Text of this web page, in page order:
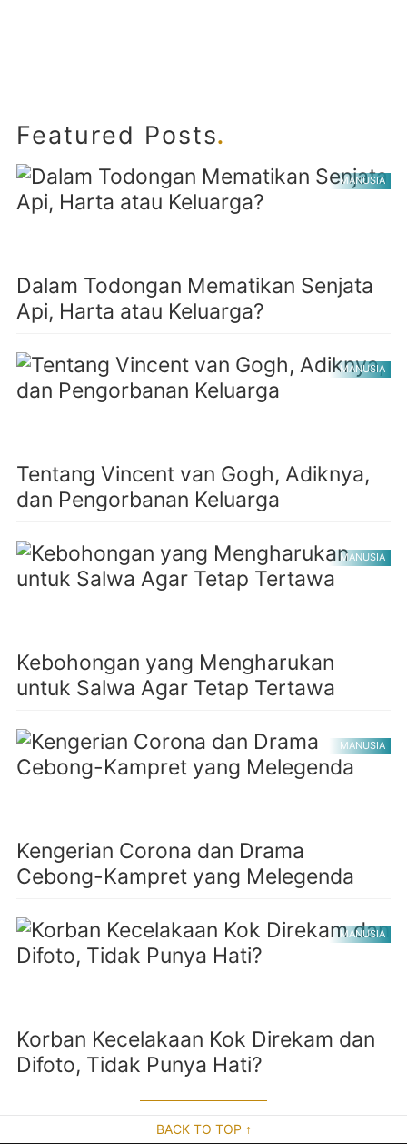
Featured Posts.
MANUSIA
Dalam Todongan Mematikan Senjata
Api, Harta atau Keluarga?
MANUSIA
Tentang Vincent van Gogh, Adiknya,
dan Pengorbanan Keluarga
MANUSIA
Kebohongan yang Mengharukan
untuk Salwa Agar Tetap Tertawa
MANUSIA
Kengerian Corona dan Drama
Cebong-Kampret yang Melegenda
MANUSIA
Korban Kecelakaan Kok Direkam dan
Difoto, Tidak Punya Hati?
BACK TO TOP ↑